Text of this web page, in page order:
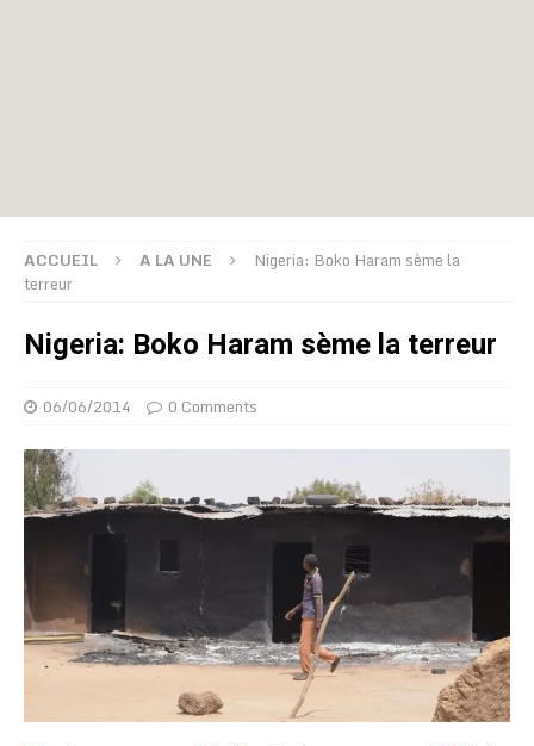
ACCUEIL A LA UNE
Nigeria: Boko Haram sème la
terreur
Nigeria: Boko Haram sème la terreur
06/06/2014 0 Comments